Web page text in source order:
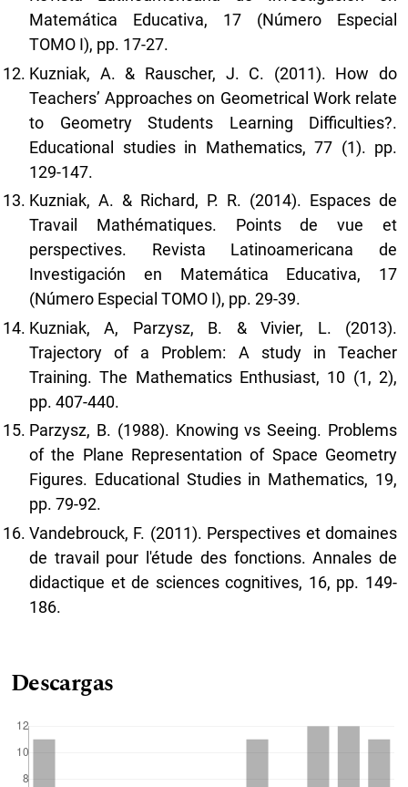
Matemática Educativa, 17 (Número Especial
TOMO I), pp. 17-27.
Kuzniak, A. & Rauscher, J. C. (2011). How do
Teachers’ Approaches on Geometrical Work relate
to Geometry Students Learning Difficulties?.
Educational studies in Mathematics, 77 (1). pp.
129-147.
Kuzniak, A. & Richard, P. R. (2014). Espaces de
Travail Mathématiques. Points de vue et
perspectives. Revista Latinoamericana de
Investigación en Matemática Educativa, 17
(Número Especial TOMO I), pp. 29-39.
Kuzniak, A, Parzysz, B. & Vivier, L. (2013).
Trajectory of a Problem: A study in Teacher
Training. The Mathematics Enthusiast, 10 (1, 2),
pp. 407-440.
Parzysz, B. (1988). Knowing vs Seeing. Problems
of the Plane Representation of Space Geometry
Figures. Educational Studies in Mathematics, 19,
pp. 79-92.
Vandebrouck, F. (2011). Perspectives et domaines
de travail pour l'étude des fonctions. Annales de
didactique et de sciences cognitives, 16, pp. 149-
186.
Descargas